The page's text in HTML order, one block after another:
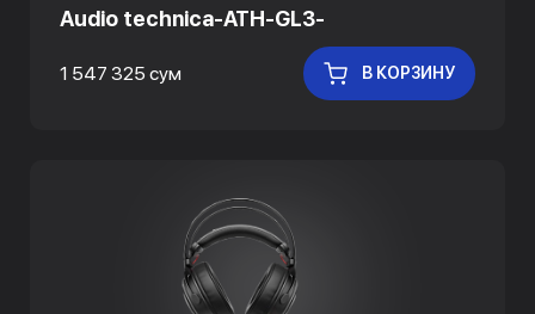
Audio technica-ATH-GL3-
1 547 325 сум В КОРЗИНУ